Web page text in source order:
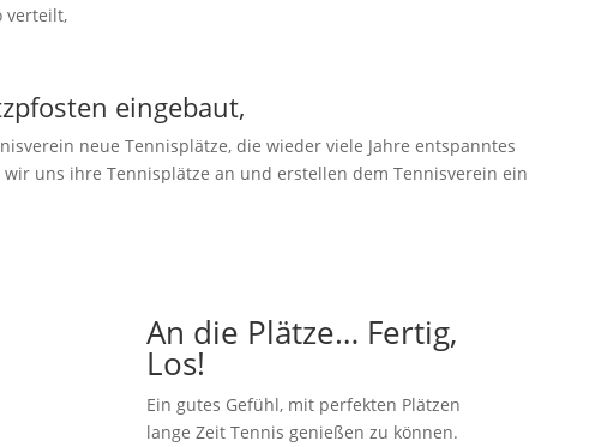
verteilt,
eingebaut,
neue Tennisplätze, die wieder viele Jahre entspanntes
uns ihre Tennisplätze an und erstellen dem Tennisverein ein
An die Plätze… Fertig,
Los!
Ein gutes Gefühl, mit perfekten Plätzen
lange Zeit Tennis genießen zu können.